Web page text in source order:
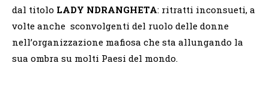
dal titolo LADY NDRANGHETA: ritratti inconsueti, a
volte anche sconvolgenti del ruolo delle donne
nell’organizzazione mafiosa che sta allungando la
sua ombra su molti Paesi del mondo.